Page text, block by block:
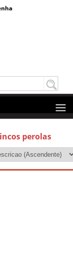
perolas